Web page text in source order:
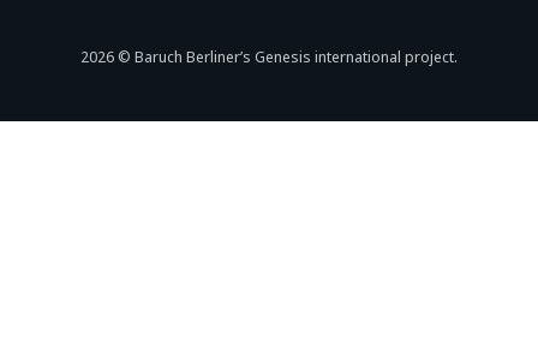
2026 © Baruch Berliner’s Genesis international project.